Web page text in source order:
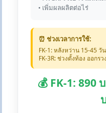
• เพิ่มผลผลิตต่อไร่
⏰ ช่วงเวลาการใช้:
FK-1: หลังหว่าน 15-45 วั
FK-3R: ช่วงตั้งท้อง ออก
💰 FK-1: 890